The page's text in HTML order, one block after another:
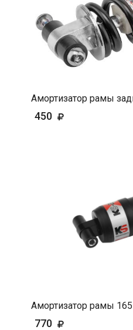
Амортизатор рамы
450
Амортизатор рамы
770